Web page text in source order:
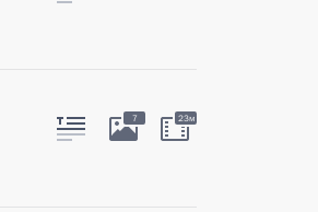
7 23м